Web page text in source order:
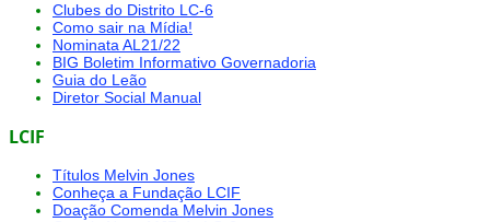
Clubes do Distrito LC-6
Como sair na Mídia!
Nominata AL21/22
BIG Boletim Informativo Governadoria
Guia do Leão
Diretor Social Manual
LCIF
Títulos Melvin Jones
Conheça a Fundação LCIF
Doação Comenda Melvin Jones